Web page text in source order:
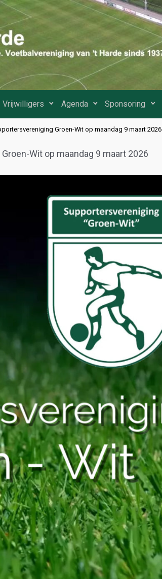
Vrijwilligers Agenda Sponsoring
Groen-Wit op maandag 9 maart 2026
Wit op maandag 9 maart 2026